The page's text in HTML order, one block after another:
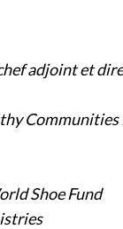
adjoint et
Communities
Shoe Fund